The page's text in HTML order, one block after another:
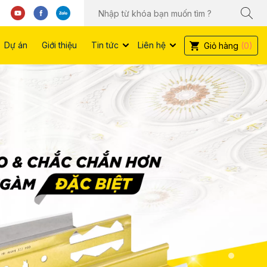
Dự án Giới thiệu Tin tức Liên hệ Giỏ hàng (0)